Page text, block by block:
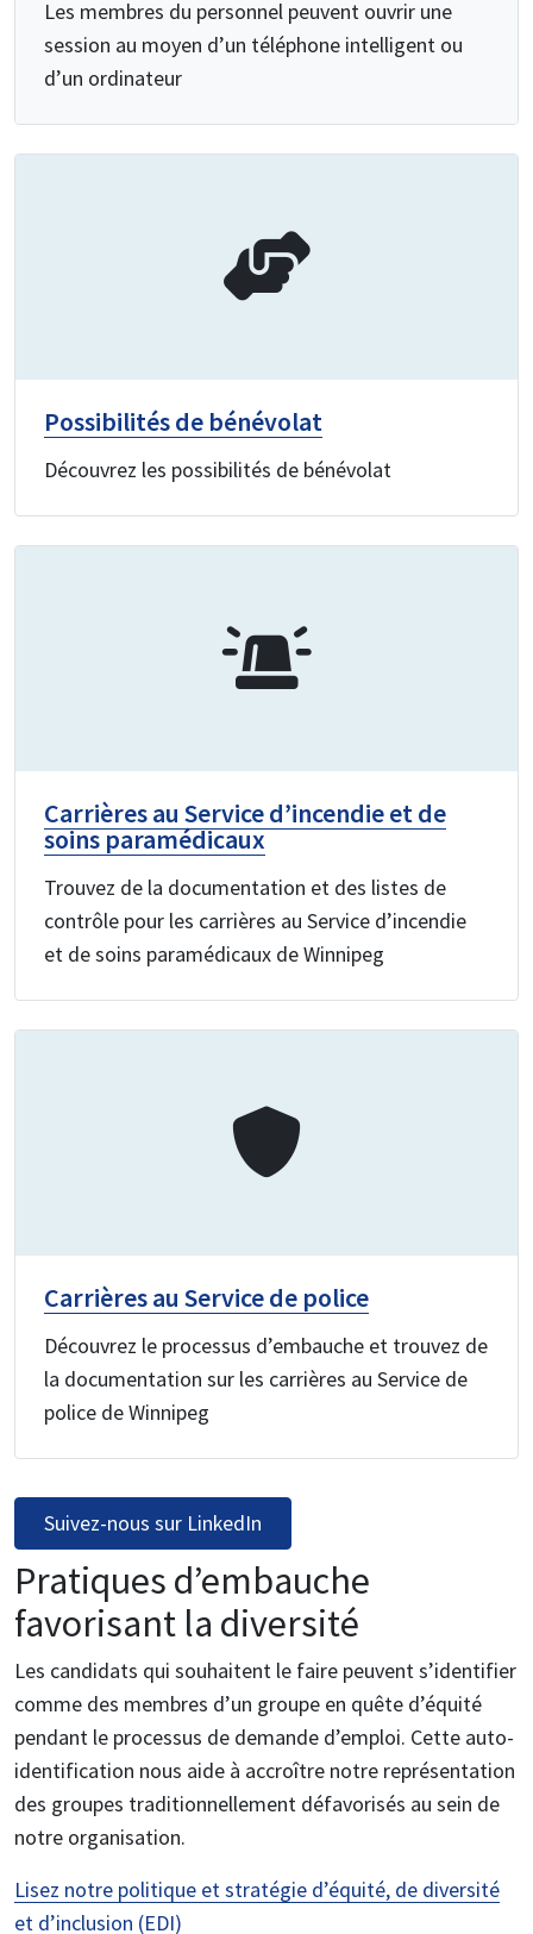
Les membres du personnel peuvent ouvrir une
session au moyen d’un téléphone intelligent ou
d’un ordinateur
Possibilités de bénévolat
Découvrez les possibilités de bénévolat
Carrières au Service d’incendie et de
soins paramédicaux
Trouvez de la documentation et des listes de
contrôle pour les carrières au Service d’incendie
et de soins paramédicaux de Winnipeg
Carrières au Service de police
Découvrez le processus d’embauche et trouvez de
la documentation sur les carrières au Service de
police de Winnipeg
Suivez-nous sur LinkedIn
Pratiques d’embauche
favorisant la diversité
Les candidats qui souhaitent le faire peuvent s’identifier
comme des membres d’un groupe en quête d’équité
pendant le processus de demande d’emploi. Cette auto-
identification nous aide à accroître notre représentation
des groupes traditionnellement défavorisés au sein de
notre organisation.
Lisez notre politique et stratégie d’équité, de diversité
et d’inclusion (EDI)